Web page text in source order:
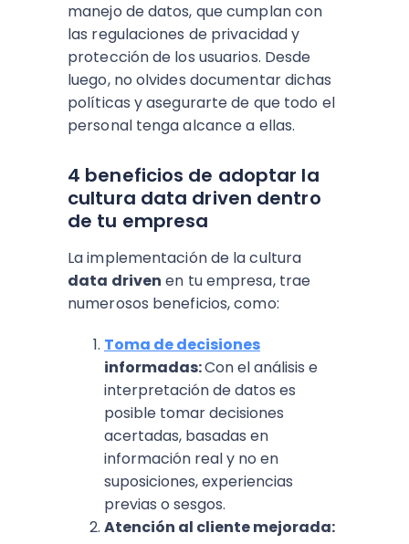
manejo de datos, que cumplan con
las regulaciones de privacidad y
protección de los usuarios. Desde
luego, no olvides documentar dichas
políticas y asegurarte de que todo el
personal tenga alcance a ellas.
4 beneficios de adoptar la
cultura data driven dentro
de tu empresa
La implementación de la cultura
data driven en tu empresa, trae
numerosos beneficios, como:
Toma de decisiones
informadas:Con el análisis e
interpretación de datos es
posible tomar decisiones
acertadas, basadas en
información real y no en
suposiciones, experiencias
previas o sesgos.
Atención al cliente mejorada: